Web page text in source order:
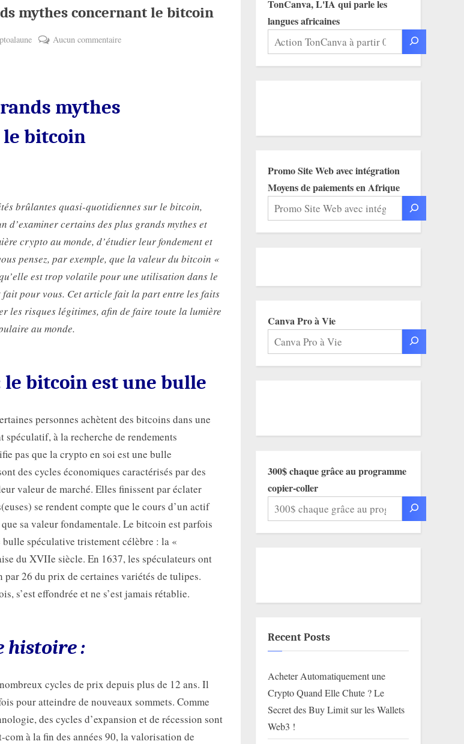
mythes concernant le bitcoin
Aucun commentairesur
mythes
bitcoin
brûlantes quasi-quotidiennes sur le bitcoin,
d’examiner certains des plus grands mythes et
crypto au monde, d’étudier leur fondement et
pensez, par exemple, que la valeur du bitcoin «
est trop volatile pour une utilisation dans le
fait pour vous. Cet article fait la part entre les faits
les risques légitimes, afin de faire toute la lumière
au monde.
le bitcoin est une bulle
personnes achètent des bitcoins dans une
spéculatif, à la recherche de rendements
pas que la crypto en soi est une bulle
des cycles économiques caractérisés par des
valeur de marché. Elles finissent par éclater
se rendent compte que le cours d’un actif
sa valeur fondamentale. Le bitcoin est parfois
spéculative tristement célèbre : la «
du XVIIe siècle. En 1637, les spéculateurs ont
26 du prix de certaines variétés de tulipes.
s’est effondrée et ne s’est jamais rétablie.
histoire :
cycles de prix depuis plus de 12 ans. Il
pour atteindre de nouveaux sommets. Comme
des cycles d’expansion et de récession sont
com à la fin des années 90, la valorisation de
TonCanva, L'IA qui parle les
langues africaines
Promo Site Web avec intégration
Moyens de paiements en Afrique
Canva Pro à Vie
300$ chaque grâce au programme
copier-coller
Recent Posts
Acheter Automatiquement une
Crypto Quand Elle Chute ? Le
Secret des Buy Limit sur les Wallets
Web3 !